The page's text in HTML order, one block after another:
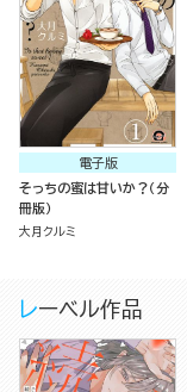
電子版
そっちの蜜は甘いか？（分
冊版）
大月クルミ
レーベル作品